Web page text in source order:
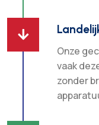

Onze
vaak
zonder